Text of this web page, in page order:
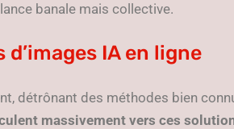
banale mais collective.
IA en ligne
détrônant des méthodes bien
massivement vers ces